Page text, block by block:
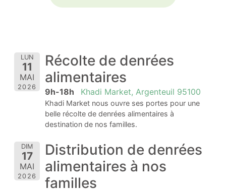
LUN
11
MAI
2026
Récolte de denrées
alimentaires
9h-18h Khadi Market, Argenteuil 95100
Khadi Market nous ouvre ses portes pour une
belle récolte de denrées alimentaires à
destination de nos familles.
DIM
17
MAI
2026
Distribution de denrées
alimentaires à nos
familles